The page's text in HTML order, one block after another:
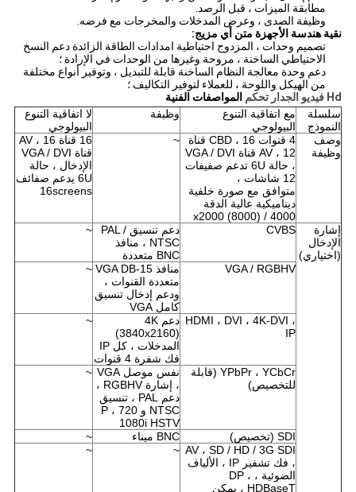
مطابقة الميزات ، قبل الرصد.
وظيفة الصدى ، وعرض المدخلات والمخرجات مع فرضه.
نقية هندسة الأجهزة متن أي مزيج:
تصميم وحدات ، المزدوج احتياطية امدادات الطاقة الزائدة دعم النسخ
الاحتياطي الساخنة ، مروحة وغيرها من الوحدات في الإرادة ؛
دعم وحدة معالجة النظام الساخنة قابلة للتبديل ، وتوفير أنواع مختلفة
من الهيكل واللوحة ، للعملاء لتوفير التكاليف ؛
Hd فيديو الجدار تحكم
المواصفات الفنية
سلسلة
النموذج
مع اتفاقية التنوع
البيولوجي
وظيفة
لا اتفاقية التنوع
البيولوجي
وصف
وظيفة
4 قنوات CBD ، 16 قناة
AV ، 12 قناة VGA / DVI
،
حالة 6U تدعم صفيفات
12 شاشات ،
متوافق مع صورة خلفية
ديناميكية عالية الدقة
4000 / (8000) x2000
~
16 قناة AV ، 16
قناة VGA / DVI
الإدخال ، حالة
6U يدعم صفائف
16screens
إشارة
الإدخال
(اختياري)
CVBS
دعم تنسيق PAL /
NTSC ، منافذ
BNC متعددة
~
VGA / RGBHV
منافذ VGA DB-15
متعددة القنوات ،
ودعم إدخال تنسيق
كامل VGA
~
HDMI ، DVI ، 4K-DVI ،
IP
دعم 4K
(3840x2160)
المدخلات ، كل IP
فك شفرة 4 قنوات
~
YPbPr ، YCbCr (قابلة
للتخصيص)
نفس موصل VGA
، إشارة RGBHV ،
دعم PAL ، تنسيق
NTSC و 720 P ،
1080i HSTV
~
SDI (تخصيص) BNC ميناء
~
AV ، SD / HD / 3G SDI
، فك تشفير IP ، الألياف
الضوئية ، DP ،
HDBaseT ، يمكن
~
~